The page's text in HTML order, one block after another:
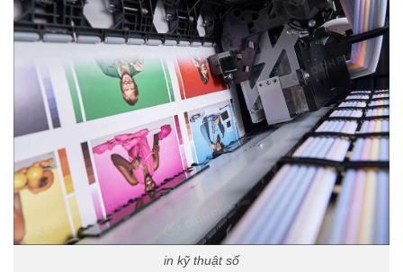
in kỹ thuật số